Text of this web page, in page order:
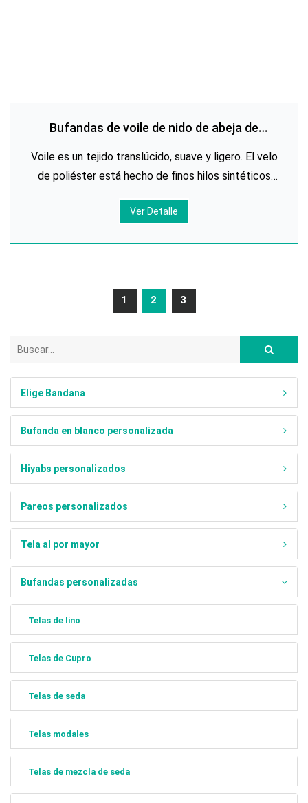
Bufandas de voile de nido de abeja de
Voile es un tejido translúcido, suave y ligero. El velo
de poliéster está hecho de finos hilos sintéticos
fino con un tacto suave y delicado. El velo de
Ver Detalle
1 2 3
Elige Bandana
Bufanda en blanco personalizada
Hiyabs personalizados
Pareos personalizados
Tela al por mayor
Bufandas personalizadas
Telas de lino
Telas de Cupro
Telas de seda
Telas modales
Telas de mezcla de seda